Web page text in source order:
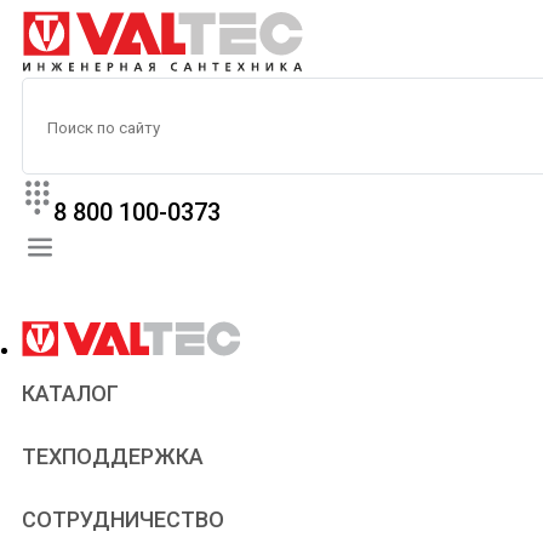
8 800 100-0373
КАТАЛОГ
ТЕХПОДДЕРЖКА
Паспорта и сертификаты
Статьи
СОТРУДНИЧЕСТВО
Сантехникам